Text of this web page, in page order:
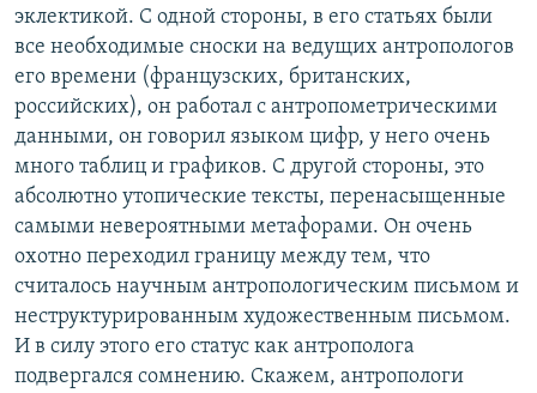
эклектикой. С одной стороны, в его статьях были
все необходимые сноски на ведущих антропологов
его времени (французских, британских,
российских), он работал с антропометрическими
данными, он говорил языком цифр, у него очень
много таблиц и графиков. С другой стороны, это
абсолютно утопические тексты, перенасыщенные
самыми невероятными метафорами. Он очень
охотно переходил границу между тем, что
считалось научным антропологическим письмом и
неструктурированным художественным письмом.
И в силу этого его статус как антрополога
подвергался сомнению. Скажем, антропологи